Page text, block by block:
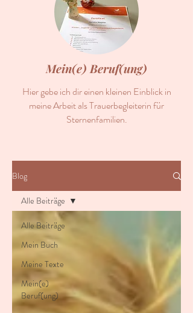
Mein(e) Beruf(ung)
Hier gebe ich dir einen kleinen Einblick in
meine Arbeit als Trauerbegleiterin für
Sternenfamilien.
Blog
Alle Beiträge
Mein Buch
Meine Texte
Mein(e)
Beruf(ung)
Alle Beiträge